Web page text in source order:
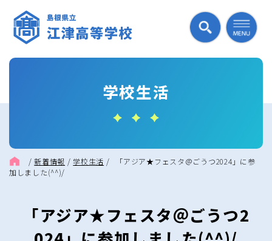
学校生活
/新着情報 /学校生活 /
「アジア★フェスタ＠ごうつ2024」に参
加しました(^^)/
「アジア★フェスタ＠ごうつ2